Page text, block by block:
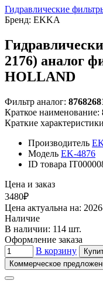
Гидравлические
Бренд: EKKA
2176) аналог
HOLLAND
Фильтр аналог:
Краткое наименование:
Краткие характеристики
Производитель
Модель EK-4876
ID товара
Цена и заказ
3480₽
Цена актуальна на:
Наличие
В наличии: 114 шт.
Оформление заказа
В корзину
Коммерческое